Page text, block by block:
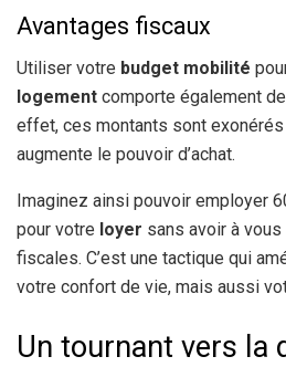
Avantages fiscaux
Utiliser votre budget mobilité
logement comporte également
effet, ces montants sont exonérés
augmente le pouvoir d’achat.
Imaginez ainsi pouvoir employer
pour votre loyer sans avoir à
fiscales. C’est une tactique qui
votre confort de vie, mais aussi
Un tournant vers la